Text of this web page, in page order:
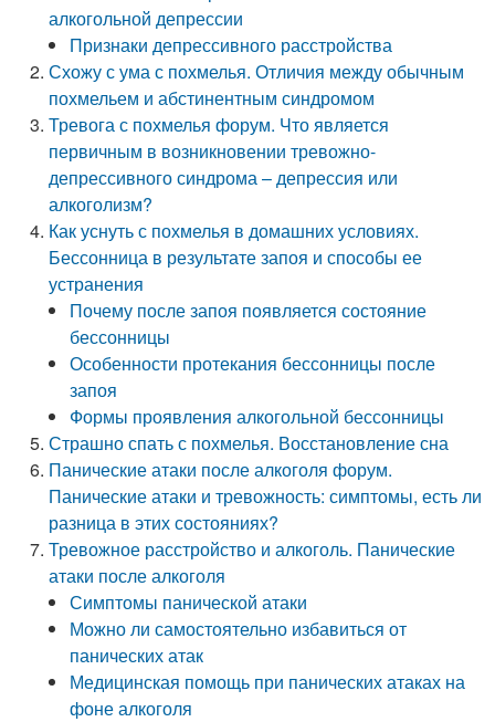
алкогольной депрессии
Признаки депрессивного расстройства
Схожу с ума с похмелья. Отличия между обычным
похмельем и абстинентным синдромом
Тревога с похмелья форум. Что является
первичным в возникновении тревожно-
депрессивного синдрома – депрессия или
алкоголизм?
Как уснуть с похмелья в домашних условиях.
Бессонница в результате запоя и способы ее
устранения
Почему после запоя появляется состояние
бессонницы
Особенности протекания бессонницы после
запоя
Формы проявления алкогольной бессонницы
Страшно спать с похмелья. Восстановление сна
Панические атаки после алкоголя форум.
Панические атаки и тревожность: симптомы, есть ли
разница в этих состояниях?
Тревожное расстройство и алкоголь. Панические
атаки после алкоголя
Симптомы панической атаки
Можно ли самостоятельно избавиться от
панических атак
Медицинская помощь при панических атаках на
фоне алкоголя